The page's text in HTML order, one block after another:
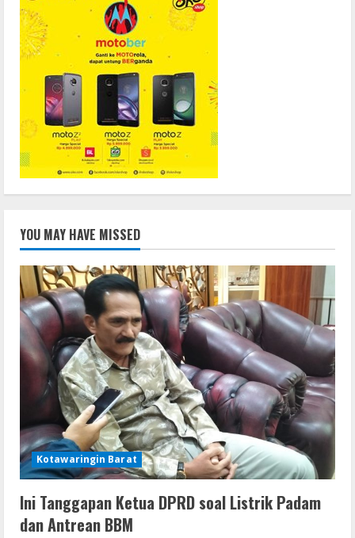
YOU MAY HAVE MISSED
Kotawaringin Barat
Ini Tanggapan Ketua DPRD soal Listrik Padam
dan Antrean BBM